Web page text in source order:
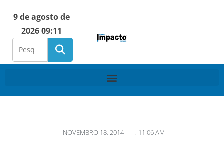
9 de agosto de
2026 09:11
NOVEMBRO 18, 2014 , 11:06 AM